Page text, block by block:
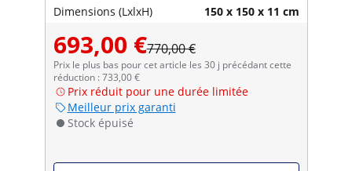
Dimensions (LxlxH) 150 x 150 x 11 cm
693,00 €770,00 €
Prix le plus bas pour cet article les 30 j précédant cette
réduction : 733,00 €
Prix réduit pour une durée limitée
Meilleur prix garanti
Stock épuisé